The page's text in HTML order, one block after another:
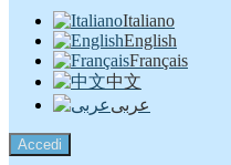
Italiano
English
Français
中文
عربى
Accedi